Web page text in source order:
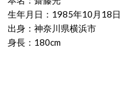
生年月日： 1985年10 月 18日
出身：神奈川県横浜市
身長： 180cm